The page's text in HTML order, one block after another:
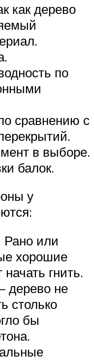
как дерево
по
сравнению с
в выборе.
балок.
у
Рано или
хорошие
гнить.
дерево не
столько
бы